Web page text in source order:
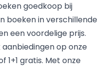
goedkoop bij
boeken in verschillende
een voordelige prijs.
op onze
1+1 gratis. Met onze